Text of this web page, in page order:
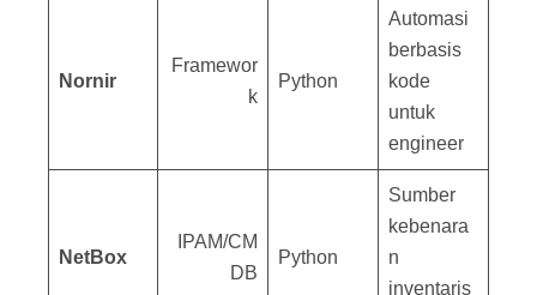
Nornir
Framewor
k
Python
Automasi
berbasis
kode
untuk
engineer
NetBox
IPAM/CM
DB
Python
Sumber
kebenara
n
inventaris